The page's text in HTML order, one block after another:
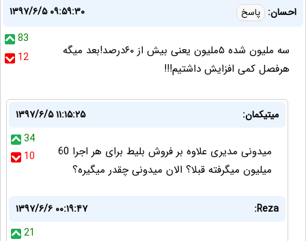
احسان: پاسخ
۱۳۹۷/۶/۵ ۰۹:۵۹:۳۰
83
12
سه ملیون شده ۵ملیون یعنی بیش از ۶۰درصد!بعد میگه
هرفصل کمی افزایش داشتیم!!!
میتیکمان:
۱۳۹۷/۶/۵ ۱۱:۱۵:۲۵
34
10
میدونی مدیری علاوه بر فروش بلیط برای هر اجرا 60
میلیون میگرفته قبلا؟ الان میدونی چقدر میگیره؟
Reza:
۱۳۹۷/۶/۶ ۰۰:۱۹:۴۷
21